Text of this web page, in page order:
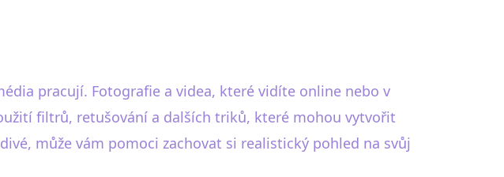
pracují. Fotografie a videa, které vidíte online nebo v
filtrů, retušování a dalších triků, které mohou vytvořit
může vám pomoci zachovat si realistický pohled na svůj